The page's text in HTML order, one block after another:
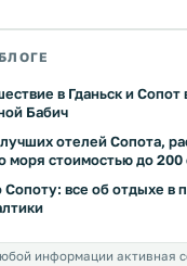
в Гданьск и Сопот
Бабич
отелей Сопота,
моря стоимостью до 200
Сопоту: все об отдыхе в
информации активная